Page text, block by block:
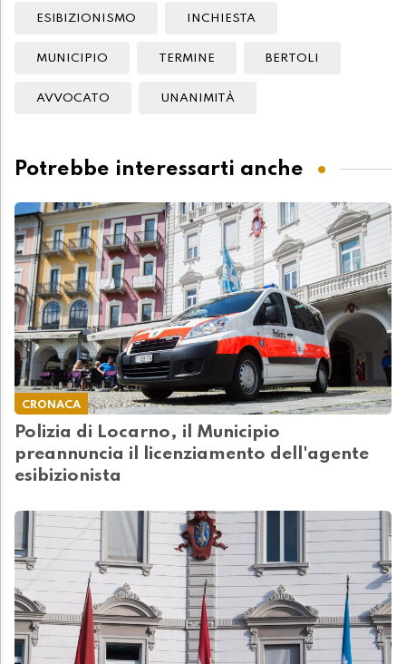
ESIBIZIONISMO INCHIESTA
MUNICIPIO TERMINE BERTOLI
AVVOCATO UNANIMITÀ
Potrebbe interessarti anche
CRONACA
Polizia di Locarno, il Municipio
preannuncia il licenziamento dell'agente
esibizionista